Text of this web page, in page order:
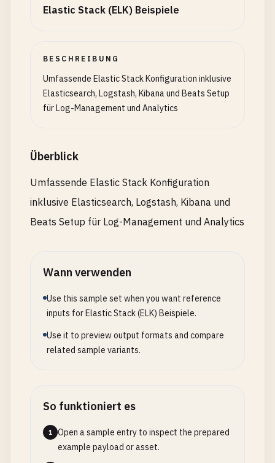
Elastic Stack (ELK) Beispiele
BESCHREIBUNG
Umfassende Elastic Stack Konfiguration inklusive
Elasticsearch, Logstash, Kibana und Beats Setup
für Log-Management und Analytics
Überblick
Umfassende Elastic Stack Konfiguration
inklusive Elasticsearch, Logstash, Kibana und
Beats Setup für Log-Management und Analytics
Wann verwenden
Use this sample set when you want reference
inputs for Elastic Stack (ELK) Beispiele.
Use it to preview output formats and compare
related sample variants.
So funktioniert es
1
Open a sample entry to inspect the prepared
example payload or asset.